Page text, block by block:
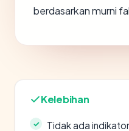
berdasarkan murni
Kelebihan
Tidak ada